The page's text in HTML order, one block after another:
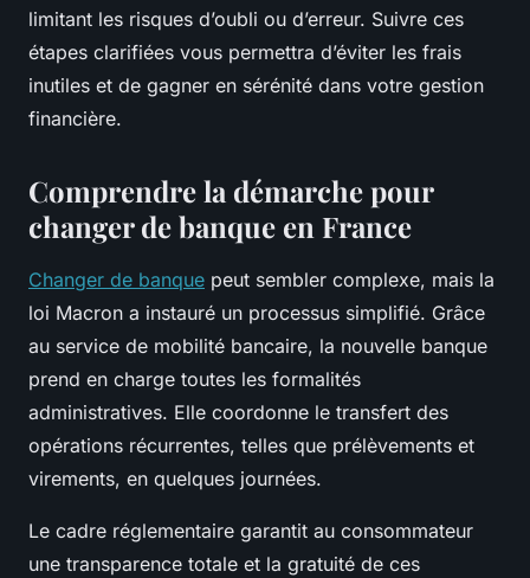
limitant les risques d’oubli ou d’erreur. Suivre ces
étapes clarifiées vous permettra d’éviter les frais
inutiles et de gagner en sérénité dans votre gestion
financière.
Comprendre la démarche pour
changer de banque en France
Changer de banque peut sembler complexe, mais la
loi Macron a instauré un processus simplifié. Grâce
au service de mobilité bancaire, la nouvelle banque
prend en charge toutes les formalités
administratives. Elle coordonne le transfert des
opérations récurrentes, telles que prélèvements et
virements, en quelques journées.
Le cadre réglementaire garantit au consommateur
une transparence totale et la gratuité de ces